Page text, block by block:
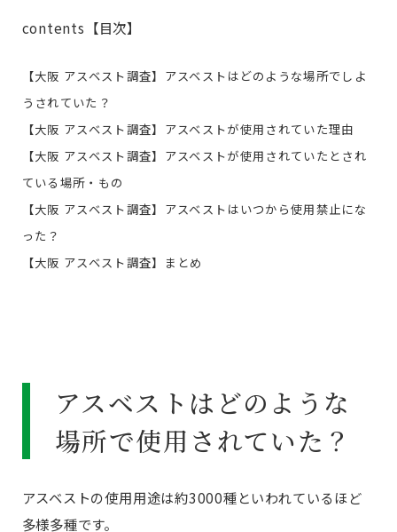
contents【目次】
【大阪 アスベスト調査】アスベストはどのような場所でしよ
うされていた？
【大阪 アスベスト調査】アスベストが使用されていた理由
【大阪 アスベスト調査】アスベストが使用されていたとされ
ている場所・もの
【大阪 アスベスト調査】アスベストはいつから使用禁止にな
った？
【大阪 アスベスト調査】まとめ
アスベストはどのような
場所で使用されていた？
アスベストの使用用途は約3000種といわれているほど
多様多種です。